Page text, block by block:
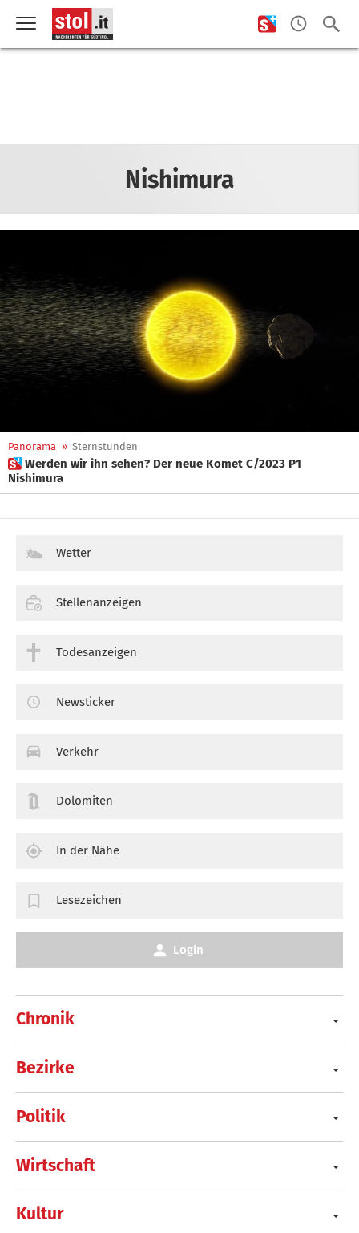
Nishimura
Panorama » Sternstunden
 Werden wir ihn sehen? Der neue Komet C/2023 P1
Nishimura
Chronik
Bezirke
Politik
Wirtschaft
Kultur
Wetter
Stellenanzeigen
Todesanzeigen
Newsticker
Verkehr
Dolomiten
In der Nähe
Lesezeichen
Login